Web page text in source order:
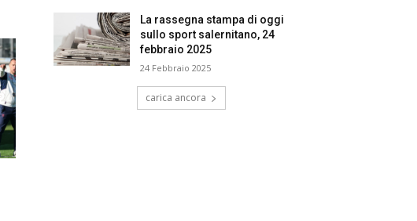
La rassegna stampa di oggi
sullo sport salernitano, 24
febbraio 2025
24 Febbraio 2025
carica ancora